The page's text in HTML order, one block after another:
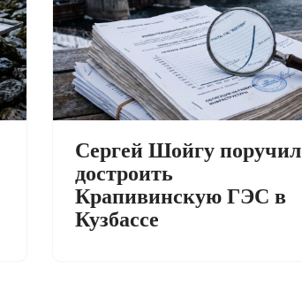
Сергей Шойгу поручил
достроить
Крапивинскую ГЭС в
Кузбассе